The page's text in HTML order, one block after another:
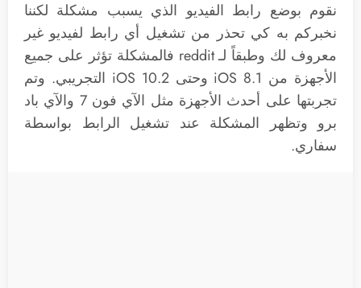
نقوم بوضع رابط الفيديو الذي يسبب مشكلة لكننا
نخبركم به كي تحذر من تشغيل أي رابط لفيديو غير
معروف لك وطبقاً لـ reddit فالمشكلة تؤثر على جميع
الأجهزة من iOS 8.1 وحتى iOS 10.2 التجريبي. وتم
تجربتها على أحدث الأجهزة مثل الآي فون 7 والآي باد
برو وتظهر المشكلة عند تشغيل الرابط بواسطة
سفاري.